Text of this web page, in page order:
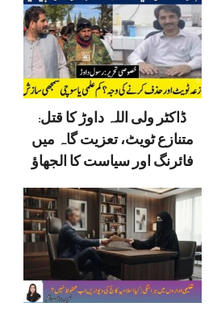
ڈاکٹر ولی اللہ داوڑ کا قتل:
متنازع ٹویٹ، تعزیت گاہ میں
فائرنگ اور سیاست کا الجھاؤ